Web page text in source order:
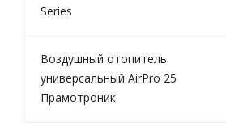
Series
Воздушный отопитель
универсальный AirPro 25
Прамотроник